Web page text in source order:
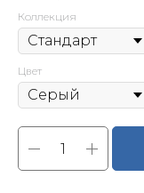
Коллекция
Цвет